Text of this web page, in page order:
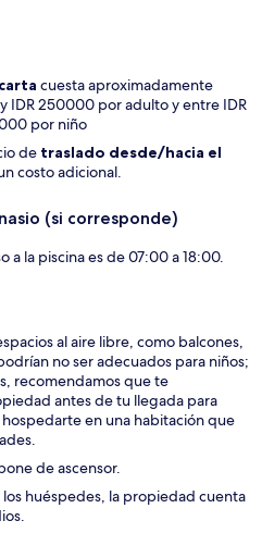
cuesta aproximadamente
IDR 250000 por adulto y entre IDR
por niño
de traslado desde/hacia el
costo adicional.
(si corresponde)
a la piscina es de 07:00 a 18:00.
al aire libre, como balcones,
no ser adecuados para niños;
recomendamos que te
antes de tu llegada para
en una habitación que
de ascensor.
huéspedes, la propiedad cuenta